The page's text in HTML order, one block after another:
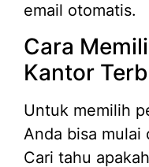
email otomatis.
Cara
Kantor
Untuk memilih
Anda bisa
Cari tahu